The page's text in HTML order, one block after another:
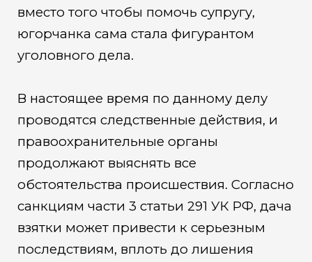
вместо того чтобы помочь супругу,
югорчанка сама стала фигурантом
уголовного дела.
В настоящее время по данному делу
проводятся следственные действия, и
правоохранительные органы
продолжают выяснять все
обстоятельства происшествия. Согласно
санкциям части 3 статьи 291 УК РФ, дача
взятки может привести к серьезным
последствиям, вплоть до лишения